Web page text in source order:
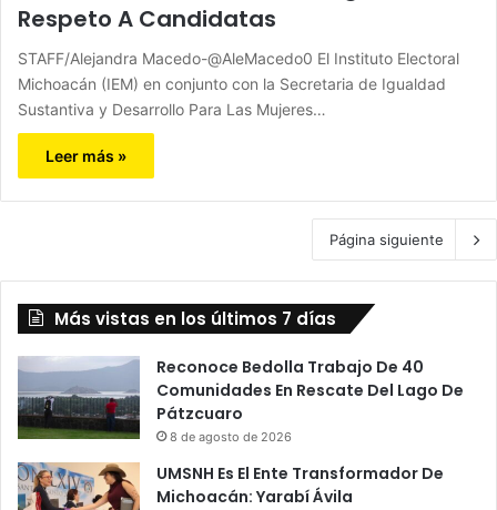
Respeto A Candidatas
STAFF/Alejandra Macedo-@AleMacedo0 El Instituto Electoral
Michoacán (IEM) en conjunto con la Secretaria de Igualdad
Sustantiva y Desarrollo Para Las Mujeres…
Leer más »
Página siguiente
Más vistas en los últimos 7 días
Reconoce Bedolla Trabajo De 40
Comunidades En Rescate Del Lago De
Pátzcuaro
8 de agosto de 2026
UMSNH Es El Ente Transformador De
Michoacán: Yarabí Ávila